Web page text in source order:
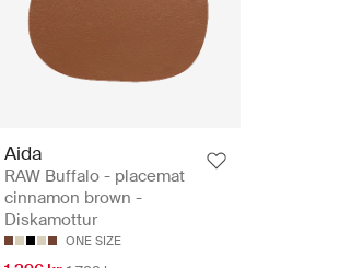
Aida
RAW Buffalo - placemat
cinnamon brown -
Diskamottur
ONE SIZE